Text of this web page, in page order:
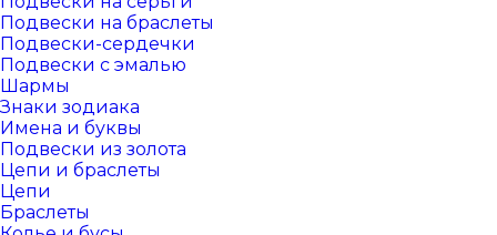
Подвески на браслеты
Подвески-сердечки
Подвески с эмалью
Шармы
Знаки зодиака
Имена и буквы
Подвески из золота
Цепи и браслеты
Цепи
Браслеты